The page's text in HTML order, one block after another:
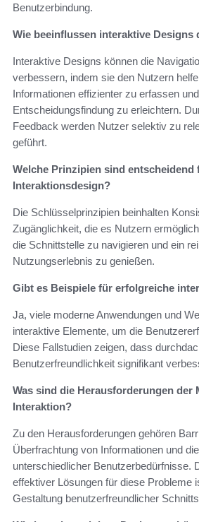
Benutzerbindung.
Wie beeinflussen interaktive Designs
Interaktive Designs können die
verbessern, indem sie den Nutzern
Informationen effizienter zu erfassen
Entscheidungsfindung zu erleichtern.
Feedback werden Nutzer selektiv zu
geführt.
Welche Prinzipien sind entscheidend
Interaktionsdesign?
Die Schlüsselprinzipien beinhalten
Zugänglichkeit, die es Nutzern
die Schnittstelle zu navigieren und ein
Nutzungserlebnis zu genießen.
Gibt es Beispiele für erfolgreiche
Ja, viele moderne Anwendungen und
interaktive Elemente, um die
Diese Fallstudien zeigen, dass
Benutzerfreundlichkeit signifikant
Was sind die Herausforderungen der
Interaktion?
Zu den Herausforderungen gehören
Überfrachtung von Informationen und
unterschiedlicher Benutzerbedürfnisse.
effektiver Lösungen für diese Probleme
Gestaltung benutzerfreundlicher